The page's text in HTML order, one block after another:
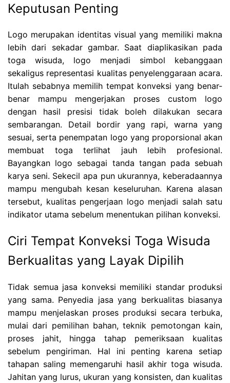
Keputusan Penting
Logo merupakan identitas visual yang memiliki makna
lebih dari sekadar gambar. Saat diaplikasikan pada
toga wisuda, logo menjadi simbol kebanggaan
sekaligus representasi kualitas penyelenggaraan acara.
Itulah sebabnya memilih tempat konveksi yang benar-
benar mampu mengerjakan proses custom logo
dengan hasil presisi tidak boleh dilakukan secara
sembarangan. Detail bordir yang rapi, warna yang
sesuai, serta penempatan logo yang proporsional akan
membuat toga terlihat jauh lebih profesional.
Bayangkan logo sebagai tanda tangan pada sebuah
karya seni. Sekecil apa pun ukurannya, keberadaannya
mampu mengubah kesan keseluruhan. Karena alasan
tersebut, kualitas pengerjaan logo menjadi salah satu
indikator utama sebelum menentukan pilihan konveksi.
Ciri Tempat Konveksi Toga Wisuda
Berkualitas yang Layak Dipilih
Tidak semua jasa konveksi memiliki standar produksi
yang sama. Penyedia jasa yang berkualitas biasanya
mampu menjelaskan proses produksi secara terbuka,
mulai dari pemilihan bahan, teknik pemotongan kain,
proses jahit, hingga tahap pemeriksaan kualitas
sebelum pengiriman. Hal ini penting karena setiap
tahapan saling memengaruhi hasil akhir toga wisuda.
Jahitan yang lurus, ukuran yang konsisten, dan kualitas